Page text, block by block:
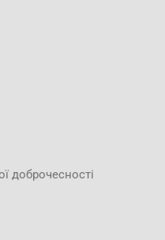
доброчесності